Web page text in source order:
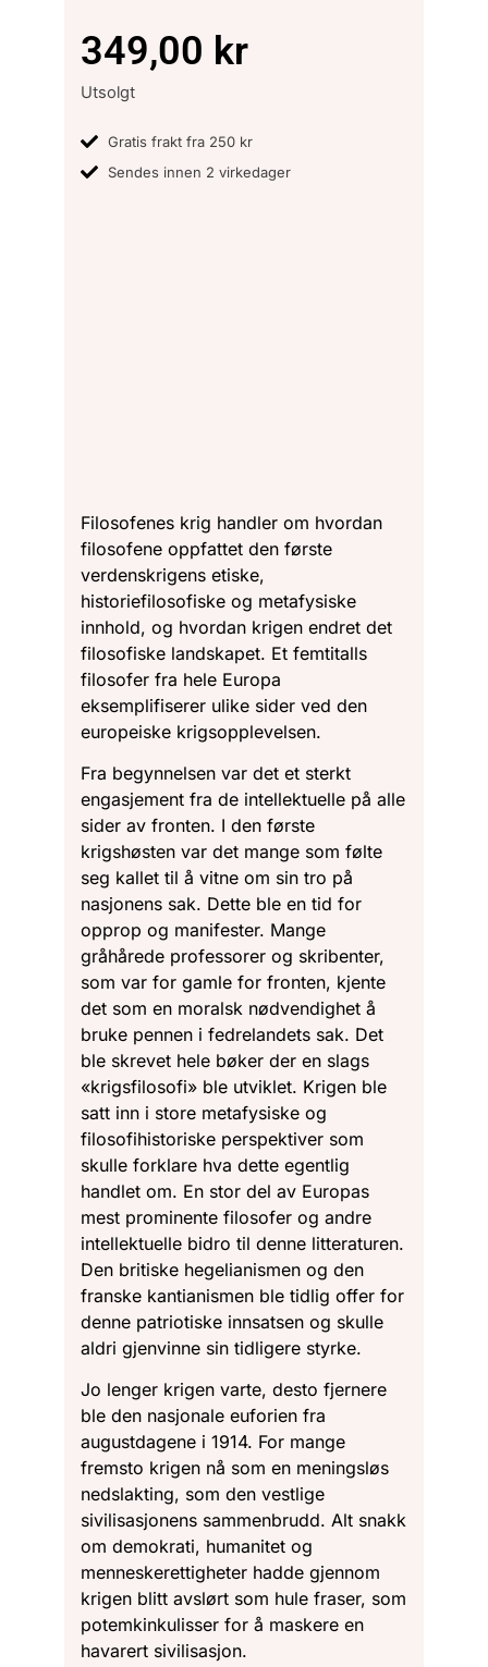
349,00 kr
Utsolgt
Gratis frakt fra 250 kr
Sendes innen 2 virkedager
Filosofenes krig handler om hvordan
filosofene oppfattet den første
verdenskrigens etiske,
historiefilosofiske og metafysiske
innhold, og hvordan krigen endret det
filosofiske landskapet. Et femtitalls
filosofer fra hele Europa
eksemplifiserer ulike sider ved den
europeiske krigsopplevelsen.
Fra begynnelsen var det et sterkt
engasjement fra de intellektuelle på alle
sider av fronten. I den første
krigshøsten var det mange som følte
seg kallet til å vitne om sin tro på
nasjonens sak. Dette ble en tid for
opprop og manifester. Mange
gråhårede professorer og skribenter,
som var for gamle for fronten, kjente
det som en moralsk nødvendighet å
bruke pennen i fedrelandets sak. Det
ble skrevet hele bøker der en slags
«krigsfilosofi» ble utviklet. Krigen ble
satt inn i store metafysiske og
filosofihistoriske perspektiver som
skulle forklare hva dette egentlig
handlet om. En stor del av Europas
mest prominente filosofer og andre
intellektuelle bidro til denne litteraturen.
Den britiske hegelianismen og den
franske kantianismen ble tidlig offer for
denne patriotiske innsatsen og skulle
aldri gjenvinne sin tidligere styrke.
Jo lenger krigen varte, desto fjernere
ble den nasjonale euforien fra
augustdagene i 1914. For mange
fremsto krigen nå som en meningsløs
nedslakting, som den vestlige
sivilisasjonens sammenbrudd. Alt snakk
om demokrati, humanitet og
menneskerettigheter hadde gjennom
krigen blitt avslørt som hule fraser, som
potemkinkulisser for å maskere en
havarert sivilisasjon.